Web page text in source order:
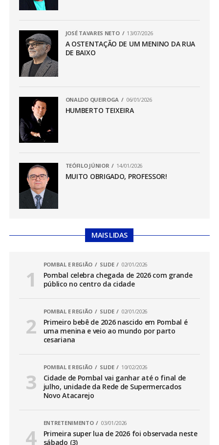
JOSÉ TAVARES NETO 13/07/2026
A OSTENTAÇÃO DE UM MENINO DA RUA
DE BAIXO
ONALDO QUEIROGA 06/01/2026
HUMBERTO TEIXEIRA
TEÓFILO JÚNIOR 14/01/2026
MUITO OBRIGADO, PROFESSOR!
MAIS LIDAS
POMBAL E REGIÃO SLIDE 02/01/2026
Pombal celebra chegada de 2026 com grande
público no centro da cidade
POMBAL E REGIÃO SLIDE 02/01/2026
Primeiro bebê de 2026 nascido em Pombal é
uma menina e veio ao mundo por parto
cesariana
POMBAL E REGIÃO SLIDE 10/02/2026
Cidade de Pombal vai ganhar até o final de
julho, unidade da Rede de Supermercados
Novo Atacarejo
ENTRETENIMENTO 03/01/2026
Primeira super lua de 2026 foi observada neste
sábado (3)